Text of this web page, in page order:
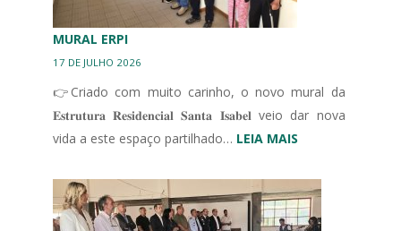
CONTINUADOS
INTEGRADOS
MURAL ERPI
17 DE JULHO 2026
👉Criado com muito carinho, o novo mural da
𝐄𝐬𝐭𝐫𝐮𝐭𝐮𝐫𝐚 𝐑𝐞𝐬𝐢𝐝𝐞𝐧𝐜𝐢𝐚𝐥 𝐒𝐚𝐧𝐭𝐚 𝐈𝐬𝐚𝐛𝐞𝐥 veio dar nova
vida a este espaço partilhado… LEIA MAIS:
ERPI